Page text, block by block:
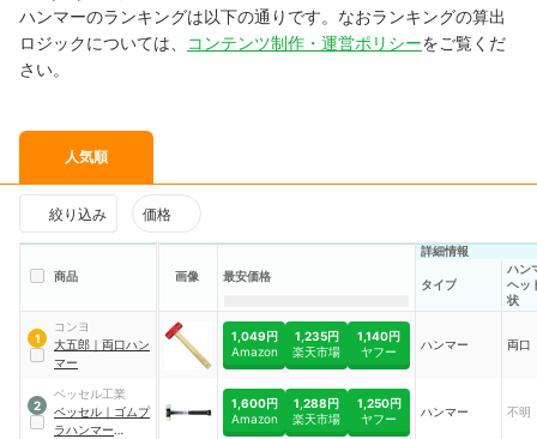
ハンマーのランキングは以下の通りです。なおランキングの算出
ロジックについては、
コンテンツ制作・運営ポリシーをご覧くだ
さい。
人気順
絞り込み 価格
商品 画像 最安価格
詳細情報
タイプ
ハン
ヘッ
状
1
コンヨ
大五郎 ｜ 両口ハン
マー
1,049円
Amazon
1,235円
楽天市場
1,140円
ヤフー
ハンマー 両口
2
ベッセル工業
ベッセル ｜ ゴムプ
ラハンマー
1,600円
Amazon
1,288円
楽天市場
1,250円
ヤフー
ハンマー 不明